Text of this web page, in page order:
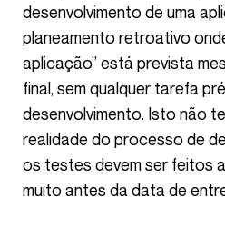
desenvolvimento de uma
planeamento retroativo
aplicação” está prevista
final, sem qualquer tarefa
desenvolvimento. Isto não
realidade do processo de
os testes devem ser feitos
muito antes da data de